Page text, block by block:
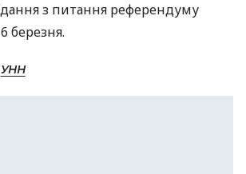
з питання референдуму
березня.
УНН